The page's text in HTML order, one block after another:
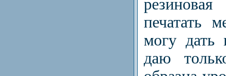
печатать
могу дать
даю